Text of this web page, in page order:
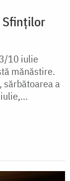
Sfinților
10 iulie
mănăstire.
sărbătoarea a